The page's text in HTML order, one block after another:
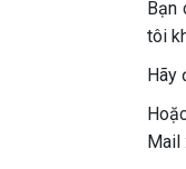
Bạn
tôi
Hãy
Mail